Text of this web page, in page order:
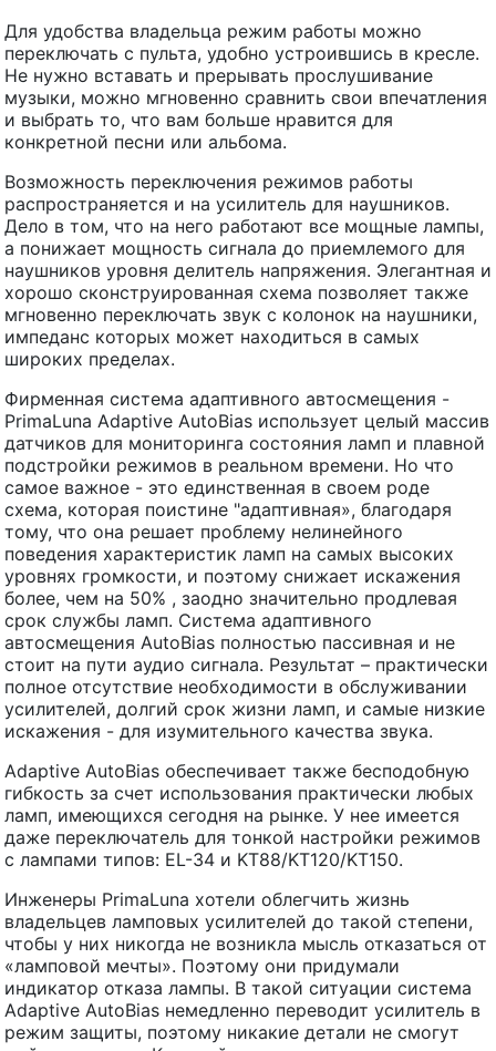
Для удобства владельца режим работы можно
переключать с пульта, удобно устроившись в кресле.
Не нужно вставать и прерывать прослушивание
музыки, можно мгновенно сравнить свои впечатления
и выбрать то, что вам больше нравится для
конкретной песни или альбома.
Возможность переключения режимов работы
распространяется и на усилитель для наушников.
Дело в том, что на него работают все мощные лампы,
а понижает мощность сигнала до приемлемого для
наушников уровня делитель напряжения. Элегантная и
хорошо сконструированная схема позволяет также
мгновенно переключать звук с колонок на наушники,
импеданс которых может находиться в самых
широких пределах.
Фирменная система адаптивного автосмещения -
PrimaLuna Adaptive AutoBias использует целый массив
датчиков для мониторинга состояния ламп и плавной
подстройки режимов в реальном времени. Но что
самое важное - это единственная в своем роде
схема, которая поистине "адаптивная», благодаря
тому, что она решает проблему нелинейного
поведения характеристик ламп на самых высоких
уровнях громкости, и поэтому снижает искажения
более, чем на 50% , заодно значительно продлевая
срок службы ламп. Система адаптивного
автосмещения AutoBias полностью пассивная и не
стоит на пути аудио сигнала. Результат – практически
полное отсутствие необходимости в обслуживании
усилителей, долгий срок жизни ламп, и самые низкие
искажения - для изумительного качества звука.
Adaptive AutoBias обеспечивает также бесподобную
гибкость за счет использования практически любых
ламп, имеющихся сегодня на рынке. У нее имеется
даже переключатель для тонкой настройки режимов
с лампами типов: EL-34 и KT88/KT120/KT150.
Инженеры PrimaLuna хотели облегчить жизнь
владельцев ламповых усилителей до такой степени,
чтобы у них никогда не возникла мысль отказаться от
«ламповой мечты». Поэтому они придумали
индикатор отказа лампы. В такой ситуации система
Adaptive AutoBias немедленно переводит усилитель в
режим защиты, поэтому никакие детали не смогут